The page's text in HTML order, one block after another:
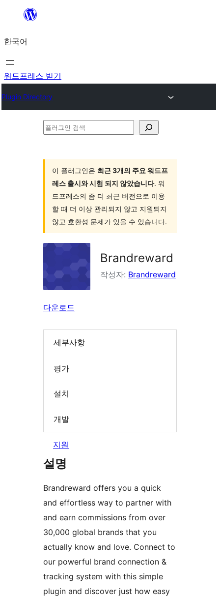
츠
로
바
가
한국어
워드프레스 받기
Plugin Directory
플
이 플러그인은 최근 3개의 주요 워드프
레스 출시와 시험 되지 않았습니다. 워
드프레스의 좀 더 최근 버전으로 이용
할 때 더 이상 관리되지 않고 지원되지
않고 호환성 문제가 있을 수 있습니다.
Brandreward
작성자: Brandreward
다운로드
세부사항
평가
설치
개발
지원
설명
Brandreward offers you a quick
and effortless way to partner with
and earn commissions from over
30,000 global brands that you
actually know and love. Connect to
our powerful brand connection &
tracking system with this simple
plugin and discover just how easy